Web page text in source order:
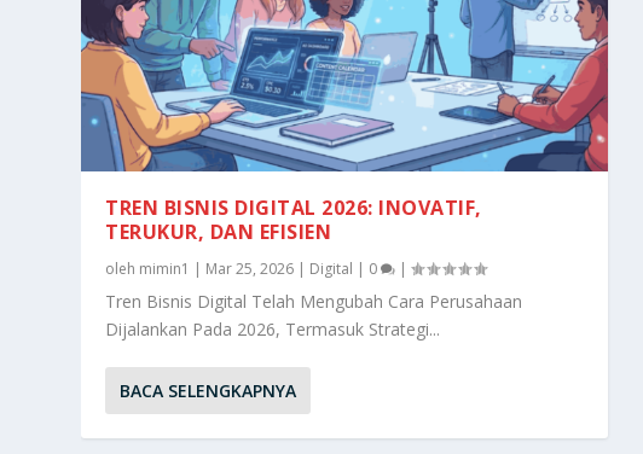
TREN BISNIS DIGITAL 2026: INOVATIF,
TERUKUR, DAN EFISIEN
oleh mimin1 | Mar 25, 2026 | Digital | 0 |
Tren Bisnis Digital Telah Mengubah Cara Perusahaan
Dijalankan Pada 2026, Termasuk Strategi...
BACA SELENGKAPNYA